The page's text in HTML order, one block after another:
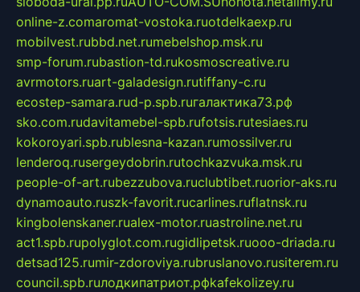
online-z.comaromat-vostoka.ruotdelkaexp.ru
mobilvest.rubbd.net.rumebelshop.msk.ru
smp-forum.rubastion-td.rukosmoscreative.ru
avrmotors.ruart-galadesign.rutiffany-c.ru
ecostep-samara.rud-p.spb.ruгалактика73.рф
sko.com.rudavitamebel-spb.rufotsis.rutesiaes.ru
kokoroyari.spb.rublesna-kazan.rumossilver.ru
lenderoq.rusergeydobrin.rutochkazvuka.msk.ru
people-of-art.rubezzubova.ruclubtibet.ruorior-aks.ru
dynamoauto.ruszk-favorit.rucarlines.ruflatnsk.ru
kingbolenskaner.rualex-motor.ruastroline.net.ru
act1.spb.rupolyglot.com.rugidlipetsk.ruooo-driada.ru
detsad125.rumir-zdoroviya.rubruslanovo.rusiterem.ru
council.spb.ruлодкипатриот.рфkafekolizey.ru